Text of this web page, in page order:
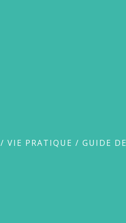
/VIE PRATIQUE /GUIDE